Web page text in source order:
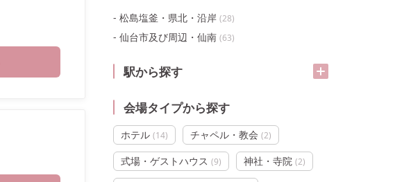
松島塩釜・県北・沿岸 (28)
仙台市及び周辺・仙南 (63)
駅から探す
会場タイプから探す
ホテル (14) チャペル・教会 (2)
式場・ゲストハウス (9) 神社・寺院 (2)